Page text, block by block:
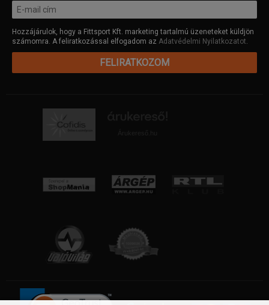
Hozzájárulok, hogy a Fittsport Kft. marketing tartalmú üzeneteket küldjön
számomra. A feliratkozással elfogadom az Adatvédelmi Nyilatkozatot.
FELIRATKOZOM